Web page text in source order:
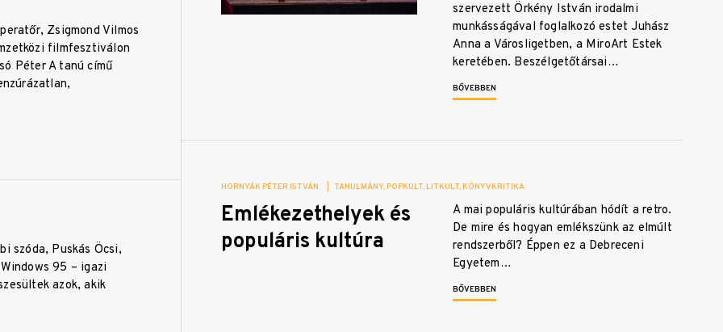
Zsigmond Vilmos
filmfesztiválon
Péter A tanú című
szervezett Örkény István irodalmi
munkásságával foglalkozó estet Juhász
Anna a Városligetben, a MiroArt Estek
keretében. Beszélgetőtársai…
BŐVEBBEN
HORNYÁK PÉTER ISTVÁN TANULMÁNY POPKULT LITKULT KÖNYVKRITIKA
Emlékezethelyek és
populáris kultúra
A mai populáris kultúrában hódít a retro.
De mire és hogyan emlékszünk az elmúlt
rendszerből? Éppen ez a Debreceni
Egyetem…
BŐVEBBEN
szóda, Puskás Öcsi,
95 – igazi
azok, akik